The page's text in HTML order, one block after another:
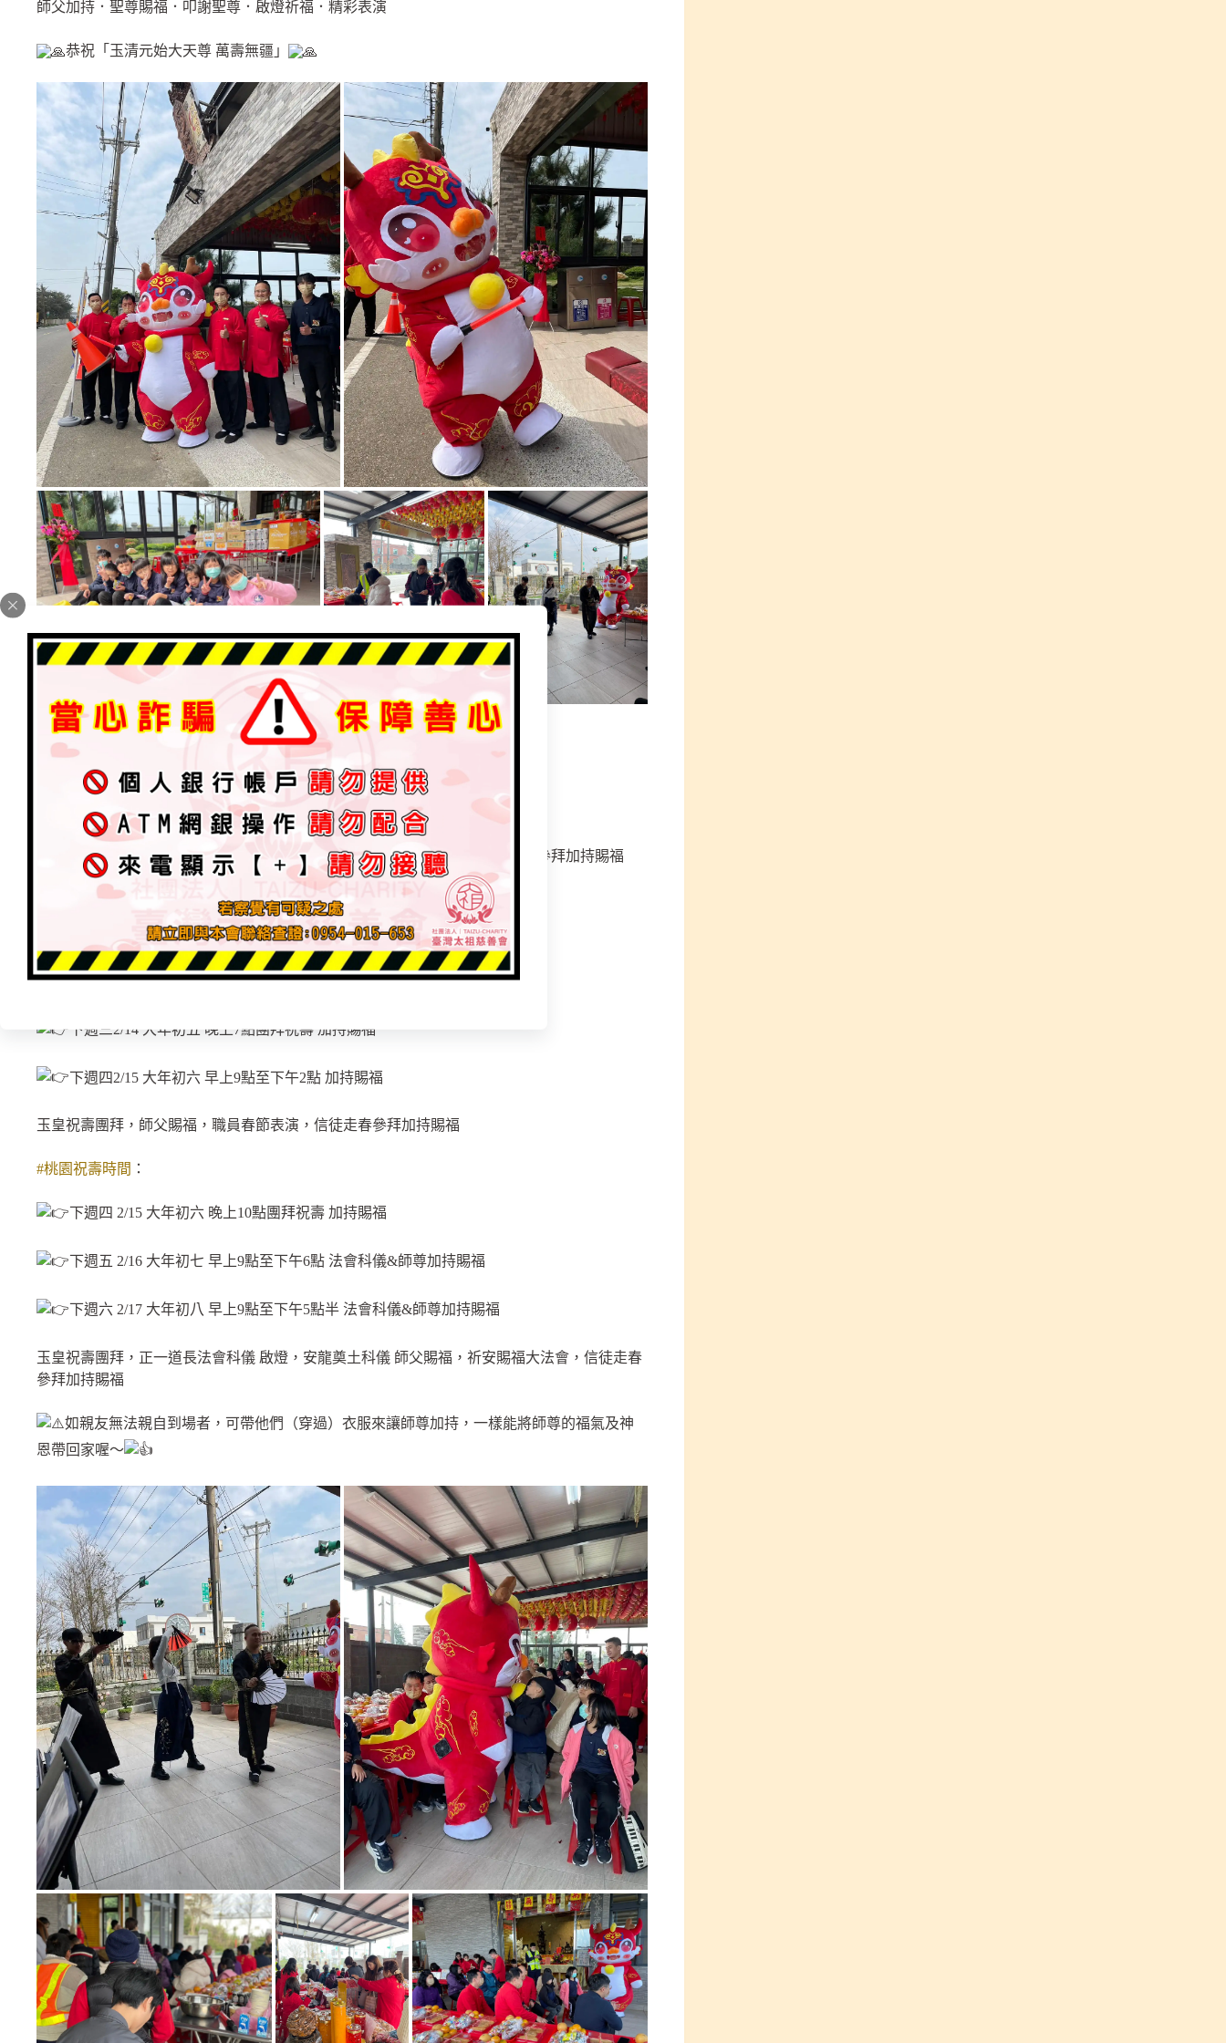
師父加持．聖尊賜福．叩謝聖尊．啟燈祈福．精彩表演
恭祝「玉清元始大天尊 萬壽無疆」
#桃園祝壽時間 ：
本週六 2/10 大年初一早上9點至下午5點 加持賜福
本週日 2/11 大年初二 早上10點至下午5點 加持賜福
道祖祝壽團拜，國樂演奏/春聯揮毫活動，師父賜福，職員春節表演，信徒走春參拜加持賜福
————————————
恭祝「玉皇上帝大天尊 萬壽無疆」
#台南祝壽時間：
下週三2/14 大年初五 晚上7點團拜祝壽 加持賜福
下週四2/15 大年初六 早上9點至下午2點 加持賜福
玉皇祝壽團拜，師父賜福，職員春節表演，信徒走春參拜加持賜福
#桃園祝壽時間 ：
下週四 2/15 大年初六 晚上10點團拜祝壽 加持賜福
下週五 2/16 大年初七 早上9點至下午6點 法會科儀&師尊加持賜福
下週六 2/17 大年初八 早上9點至下午5點半 法會科儀&師尊加持賜福
玉皇祝壽團拜，正一道長法會科儀 啟燈，安龍奠土科儀 師父賜福，祈安賜福大法會，信徒走春
參拜加持賜福
如親友無法親自到場者，可帶他們（穿過）衣服來讓師尊加持，一樣能將師尊的福氣及神
恩帶回家喔～